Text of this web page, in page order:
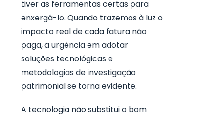
tiver as ferramentas certas para
enxergá-lo. Quando trazemos à luz o
impacto real de cada fatura não
paga, a urgência em adotar
soluções tecnológicas e
metodologias de investigação
patrimonial se torna evidente.
A tecnologia não substitui o bom